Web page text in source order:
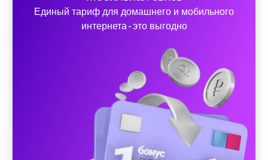
Единый тариф для домашнего и мобильного
интернета - это выгодно